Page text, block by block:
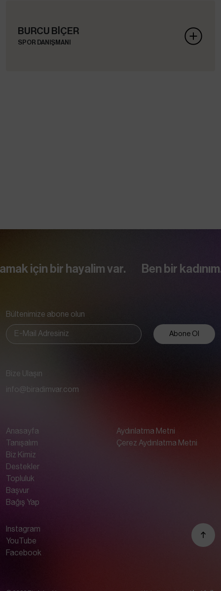
BURCU BİÇER
SPOR DANIŞMANI
var. Ben bir kadınım. Yaşım
Bültenimize abone olun
Abone Ol
Bize Ulaşın
info@biradimvar.com
Anasayfa
Tanışalım
Biz Kimiz
Destekler
Topluluk
Başvur
Bağış Yap
Aydınlatma Metni
Çerez Aydınlatma Metni
Instagram
YouTube
Facebook